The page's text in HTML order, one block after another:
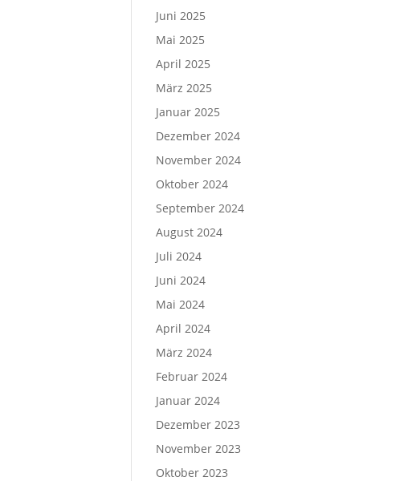
Juni 2025
Mai 2025
April 2025
März 2025
Januar 2025
Dezember 2024
November 2024
Oktober 2024
September 2024
August 2024
Juli 2024
Juni 2024
Mai 2024
April 2024
März 2024
Februar 2024
Januar 2024
Dezember 2023
November 2023
Oktober 2023